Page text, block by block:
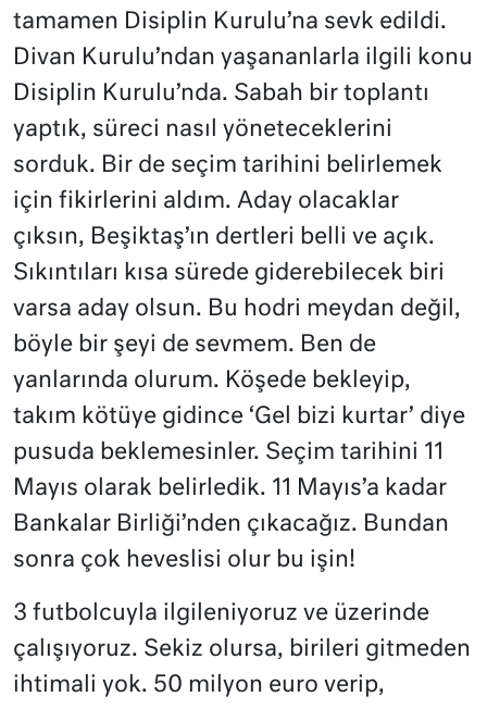
tamamen Disiplin Kurulu’na sevk edildi.
Divan Kurulu’ndan yaşananlarla ilgili konu
Disiplin Kurulu’nda. Sabah bir toplantı
yaptık, süreci nasıl yöneteceklerini
sorduk. Bir de seçim tarihini belirlemek
için fikirlerini aldım. Aday olacaklar
çıksın, Beşiktaş’ın dertleri belli ve açık.
Sıkıntıları kısa sürede giderebilecek biri
varsa aday olsun. Bu hodri meydan değil,
böyle bir şeyi de sevmem. Ben de
yanlarında olurum. Köşede bekleyip,
takım kötüye gidince ‘Gel bizi kurtar’ diye
pusuda beklemesinler. Seçim tarihini 11
Mayıs olarak belirledik. 11 Mayıs’a kadar
Bankalar Birliği’nden çıkacağız. Bundan
sonra çok heveslisi olur bu işin!
3 futbolcuyla ilgileniyoruz ve üzerinde
çalışıyoruz. Sekiz olursa, birileri gitmeden
ihtimali yok. 50 milyon euro verip,